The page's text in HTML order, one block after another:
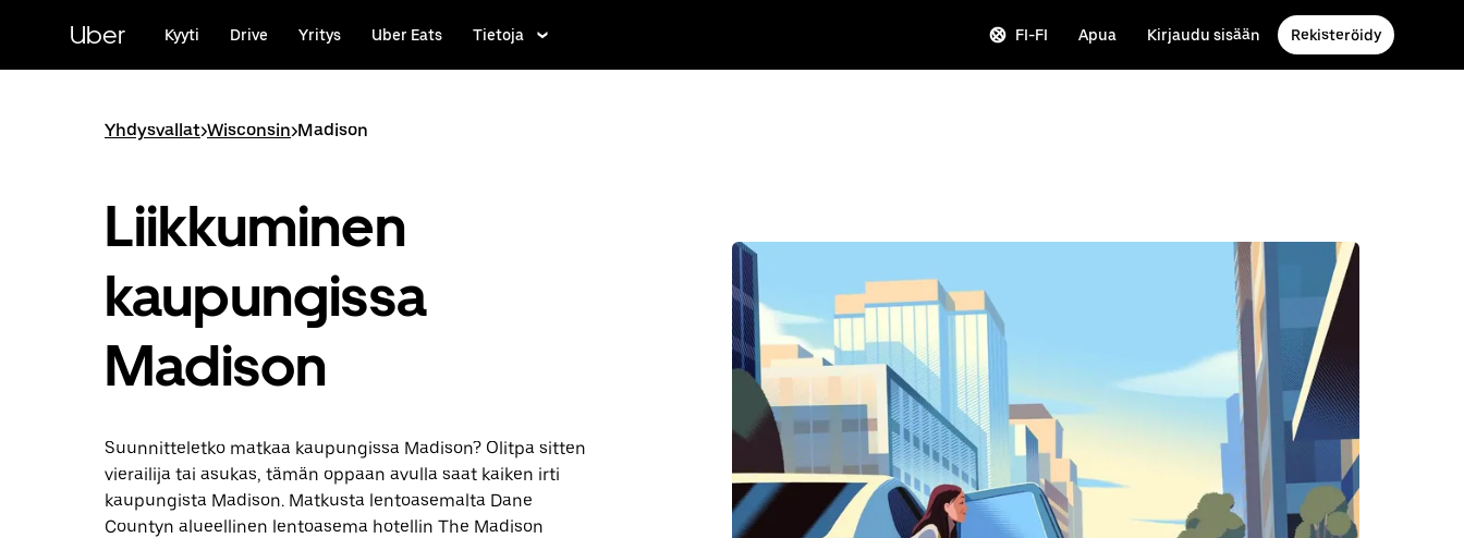
pääsisältöön
Uber Kyyti Drive Yritys Uber Eats Tietoja FI-FI Apua Kirjaudu sisään Rekisteröidy
Yhdysvallat>Wisconsin>Madison
Liikkuminen
kaupungissa
Madison
Suunnitteletko matkaa kaupungissa Madison? Olitpa sitten
vierailija tai asukas, tämän oppaan avulla saat kaiken irti
kaupungista Madison. Matkusta lentoasemalta Dane
Countyn alueellinen lentoasema hotellin The Madison